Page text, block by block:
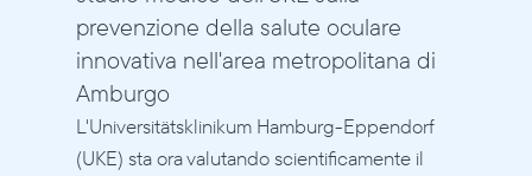
prevenzione della salute oculare
innovativa nell'area metropolitana di
Amburgo
L'Universitätsklinikum Hamburg-Eppendorf
(UKE) sta ora valutando scientificamente il